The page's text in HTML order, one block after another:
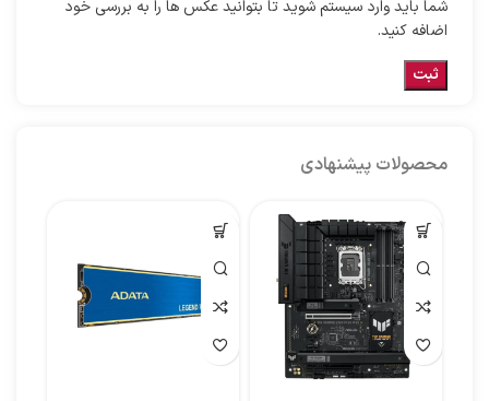
شما باید وارد سیستم شوید تا بتوانید عکس ها را به بررسی خود
اضافه کنید.
محصولات پیشنهادی